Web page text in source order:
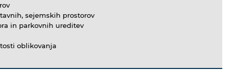
sejemskih prostorov
in parkovnih ureditev
oblikovanja